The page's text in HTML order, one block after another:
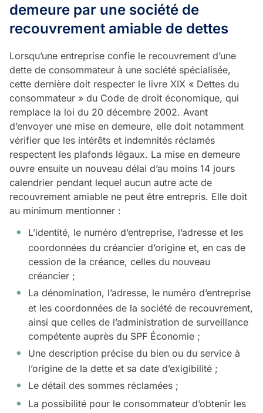
demeure par une société de
recouvrement amiable de dettes
Lorsqu’une entreprise confie le recouvrement d’une
dette de consommateur à une société spécialisée,
cette dernière doit respecter le livre XIX « Dettes du
consommateur » du Code de droit économique, qui
remplace la loi du 20 décembre 2002. Avant
d’envoyer une mise en demeure, elle doit notamment
vérifier que les intérêts et indemnités réclamés
respectent les plafonds légaux. La mise en demeure
ouvre ensuite un nouveau délai d’au moins 14 jours
calendrier pendant lequel aucun autre acte de
recouvrement amiable ne peut être entrepris. Elle doit
au minimum mentionner :
L’identité, le numéro d’entreprise, l’adresse et les
coordonnées du créancier d’origine et, en cas de
cession de la créance, celles du nouveau
créancier ;
La dénomination, l’adresse, le numéro d’entreprise
et les coordonnées de la société de recouvrement,
ainsi que celles de l’administration de surveillance
compétente auprès du SPF Économie ;
Une description précise du bien ou du service à
l’origine de la dette et sa date d’exigibilité ;
Le détail des sommes réclamées ;
La possibilité pour le consommateur d’obtenir les